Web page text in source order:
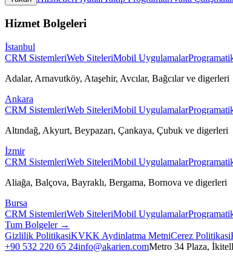
Hizmet Bolgeleri
İstanbul
CRM SistemleriWeb SiteleriMobil Uygulamalar
Adalar, Arnavutköy, Ataşehir, Avcılar, Bağcılarve digerleri
Ankara
CRM SistemleriWeb SiteleriMobil Uygulamalar
Altındağ, Akyurt, Beypazarı, Çankaya, Çubuk ve digerleri
İzmir
CRM SistemleriWeb SiteleriMobil Uygulamalar
Aliağa, Balçova, Bayraklı, Bergama, Bornova ve digerleri
Bursa
CRM SistemleriWeb SiteleriMobil Uygulamalar
Tum Bolgeler →
Gizlilik PolitikasiKVKK Aydinlatma MetniCerez Politikasi
+90 532 220 65 24info@akarien.comMetro 34 Plaza,